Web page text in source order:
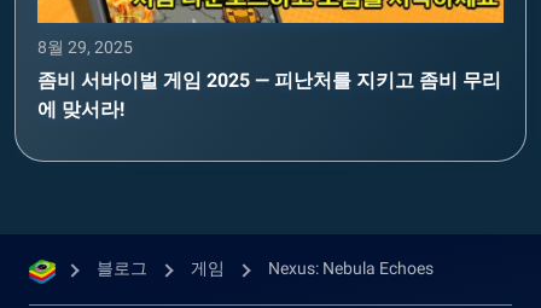
8월 29, 2025
좀비 서바이벌 게임 2025 — 피난처를 지키고 좀비 무리
에 맞서라!
블로그 게임 Nexus: Nebula Echoes